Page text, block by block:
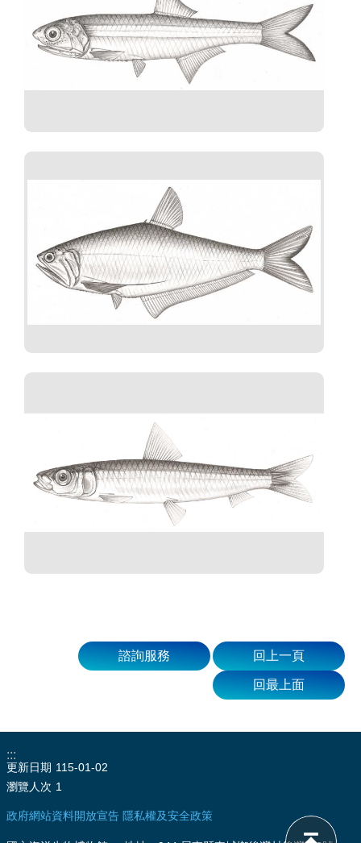
諮詢服務 回上一頁
回最上面
:::
更新日期 115-01-02
瀏覽人次 1
政府網站資料開放宣告 隱私權及安全政策